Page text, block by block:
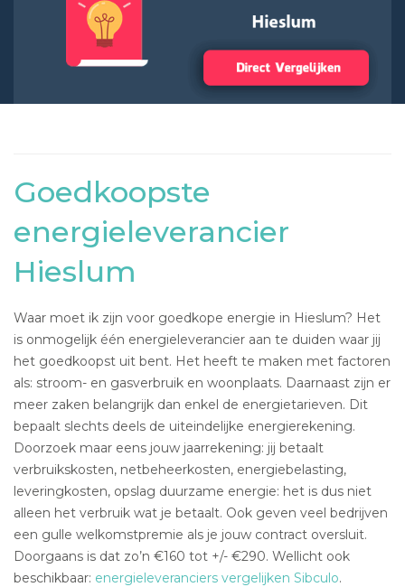
Goedkoopste
energieleverancier
Hieslum
Waar moet ik zijn voor goedkope energie in Hieslum? Het
is onmogelijk één energieleverancier aan te duiden waar jij
het goedkoopst uit bent. Het heeft te maken met factoren
als: stroom- en gasverbruik en woonplaats. Daarnaast zijn er
meer zaken belangrijk dan enkel de energietarieven. Dit
bepaalt slechts deels de uiteindelijke energierekening.
Doorzoek maar eens jouw jaarrekening: jij betaalt
verbruikskosten, netbeheerkosten, energiebelasting,
leveringkosten, opslag duurzame energie: het is dus niet
alleen het verbruik wat je betaalt. Ook geven veel bedrijven
een gulle welkomstpremie als je jouw contract oversluit.
Doorgaans is dat zo’n €160 tot +/- €290. Wellicht ook
beschikbaar: energieleveranciers vergelijken Sibculo.